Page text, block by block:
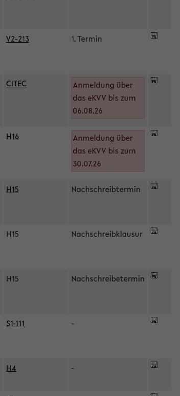
V2-213 1. Termin
CITEC
Anmeldung über
das eKVV bis zum
06.08.26
H16
Anmeldung über
das eKVV bis zum
30.07.26
H15 Nachschreibtermin
H15 Nachschreibklausur
H15 Nachschreibetermin
S1-111 -
H4 -